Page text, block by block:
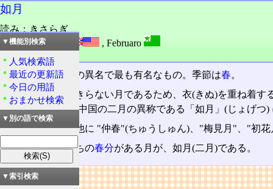
如月
読み：きさらぎ
外語：February , Februaro
品詞：名詞
旧暦の二月の月の異名で最も有名なもの。季節は春。
まだ寒さが抜けきらない月であるため、衣(きぬ)を重ね着
月」という字は、中国の二月の異称である「如月」(じょげつ)
二月の異名には他に "仲春"(ちゅうしゅん)、"梅見月"、"初
二十四節気のうちの春分がある月が、如月(二月)である。
リンク
▼機能別検索
人気検索語
最近の更新語
今日の用語
おまかせ検索
▼別の語で検索
▼索引検索